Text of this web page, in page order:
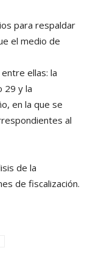
para respaldar
el medio de
ellas: la
29 y la
en la que se
al
de la
de fiscalización.